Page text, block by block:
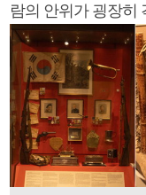
람의 안위가 굉장히